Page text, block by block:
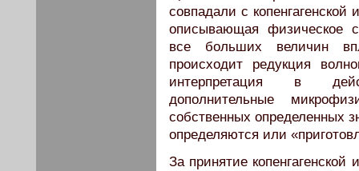
совпадали с копенгагенской
описывающая физическое
все больших величин
происходит редукция
интерпретация в
дополнительные
собственных определенных
определяются или
За принятие копенгагенской